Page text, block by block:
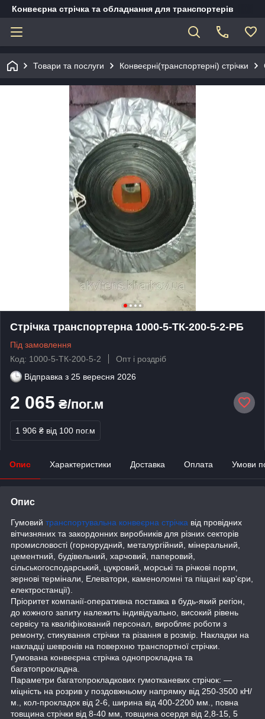
Конвеєрна стрічка та обладнання для транспортерів
Товари та послуги Конвеєрні(транспортерні) стрічки
Стрічка транспортерна 1000-5-ТК-200-5-2-РБ
Під замовлення
Код: 1000-5-ТК-200-5-2
Опт і роздріб
Відправка з 25 вересня 2026
2 065 ₴/пог.м
1 906 ₴ від 100 пог.м
Опис Характеристики Доставка Оплата Умови
Опис
Гумовий транспортувальна конвеєрна стрічка від провідних
вітчизняних та закордонних виробників для різних секторів
промисловості (горнорудний, металургійний, мінеральний,
цементний, будівельний, харчовий, паперовий,
сільськогосподарський, цукровий, морські та річкові порти,
зернові термінали, Елеватори, каменоломні та піщані кар'єри,
електростанції).
Пріоритет компанії-оперативна поставка в будь-який регіон,
до кожного запиту належить індивідуально, високий рівень
сервісу та кваліфікований персонал, виробляє роботи з
ремонту, стикування стрічки та різання в розмір. Накладки на
накладці шевронів на поверхню транспортної стрічки.
Гумована конвеєрна стрічка однопрокладна та
багатопрокладна.
Параметри багатопрокладкових гумотканевих стрічок: —
міцність на розрив у поздовжньому напрямку від 250-3500 кН/
м., кол-прокладок від 2-6, ширина від 400-2200 мм., повна
товщина стрічки від 8-40 мм, товщина осердя від 2,8-15, 5